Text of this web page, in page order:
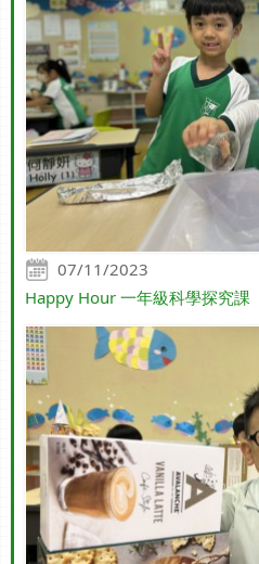
07/11/2023
Happy Hour 一年級科學探究課